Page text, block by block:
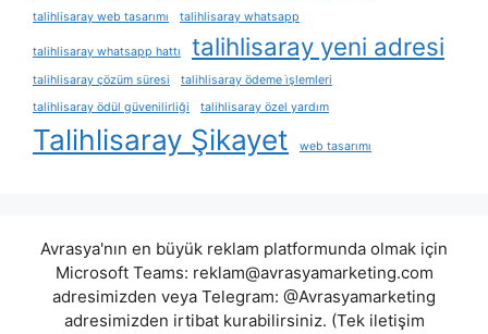
talihlisaray web tasarımı talihlisaray whatsapp
talihlisaray whatsapp hattı talihlisaray yeni adresi
talihlisaray çözüm süresi
talihlisaray ödeme i̇şlemleri
talihlisaray ödül güvenilirliği
talihlisaray özel yardım
Talihlisaray Şikayet web tasarımı
Avrasya'nın en büyük reklam platformunda olmak için
Microsoft Teams: reklam@avrasyamarketing.com
adresimizden veya Telegram: @Avrasyamarketing
adresimizden irtibat kurabilirsiniz. (Tek iletişim